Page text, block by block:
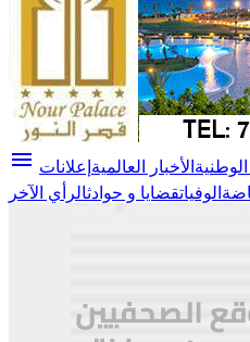
menu الوطنية الأخبار العالمية إعلانات
الوفياتقضايا و حوادثالرأي الآخر